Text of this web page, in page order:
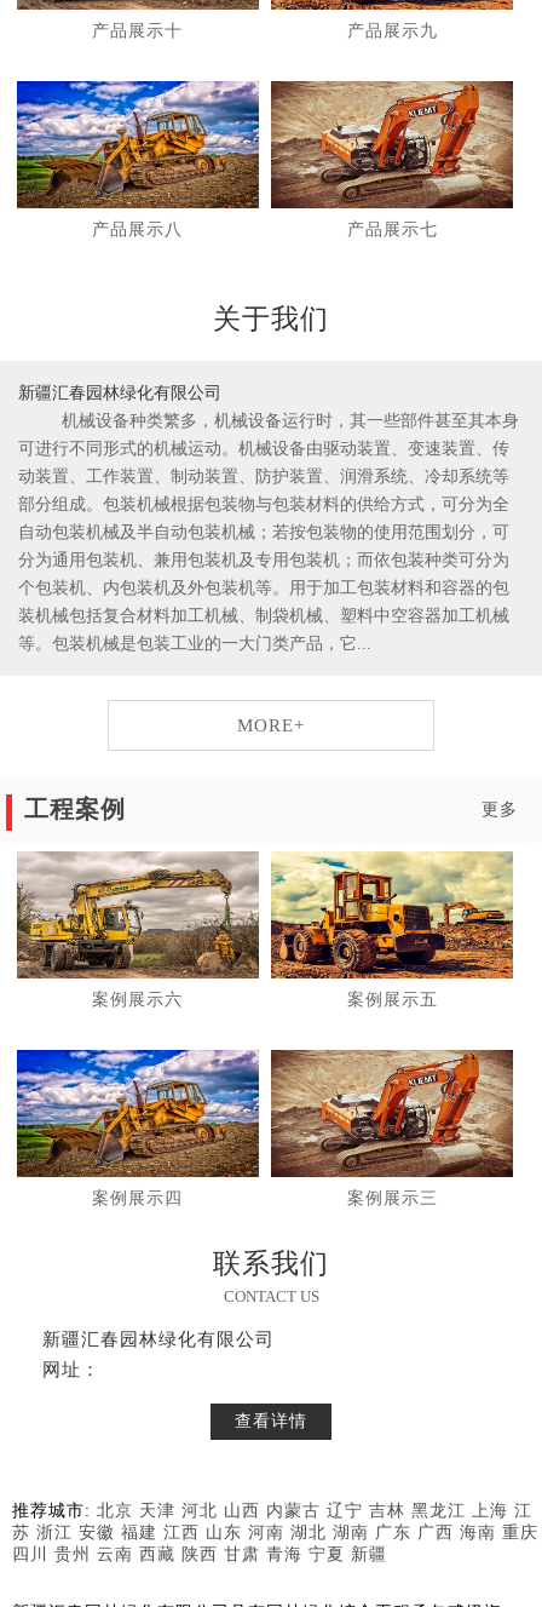
2
产品展示十 产品展示九
产品展示八 产品展示七
关于我们
新疆汇春园林绿化有限公司
机械设备种类繁多，机械设备运行时，其一些部件甚至其本身
可进行不同形式的机械运动。机械设备由驱动装置、变速装置、传
动装置、工作装置、制动装置、防护装置、润滑系统、冷却系统等
部分组成。包装机械根据包装物与包装材料的供给方式，可分为全
自动包装机械及半自动包装机械；若按包装物的使用范围划分，可
分为通用包装机、兼用包装机及专用包装机；而依包装种类可分为
个包装机、内包装机及外包装机等。用于加工包装材料和容器的包
装机械包括复合材料加工机械、制袋机械、塑料中空容器加工机械
等。包装机械是包装工业的一大门类产品，它...
MORE+
工程案例 更多
案例展示六 案例展示五
案例展示四 案例展示三
联系我们
CONTACT US
新疆汇春园林绿化有限公司
网址：
查看详情
推荐城市: 北京 天津 河北 山西 内蒙古 辽宁 吉林 黑龙江 上海 江
苏 浙江 安徽 福建 江西 山东 河南 湖北 湖南 广东 广西 海南 重庆
四川
贵州 云南 西藏 陕西 甘肃 青海 宁夏 新疆